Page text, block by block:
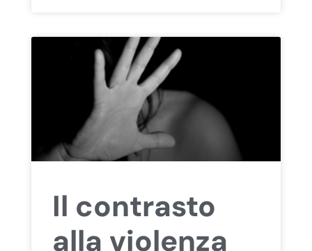
Il contrasto
alla violenza